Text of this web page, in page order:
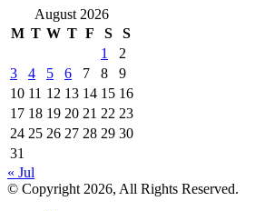
August 2026
M T W T F S
S
1
2
3
4 5 6 7 8
9
10 11 12 13 14 15 16
17 18 19 20 21 22 23
24 25 26 27 28 29 30
31
« Jul
© Copyright 2026, All Rights Reserved.